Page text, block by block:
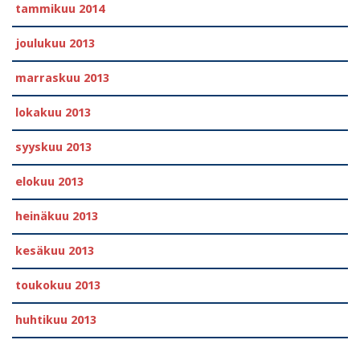
tammikuu 2014
joulukuu 2013
marraskuu 2013
lokakuu 2013
syyskuu 2013
elokuu 2013
heinäkuu 2013
kesäkuu 2013
toukokuu 2013
huhtikuu 2013